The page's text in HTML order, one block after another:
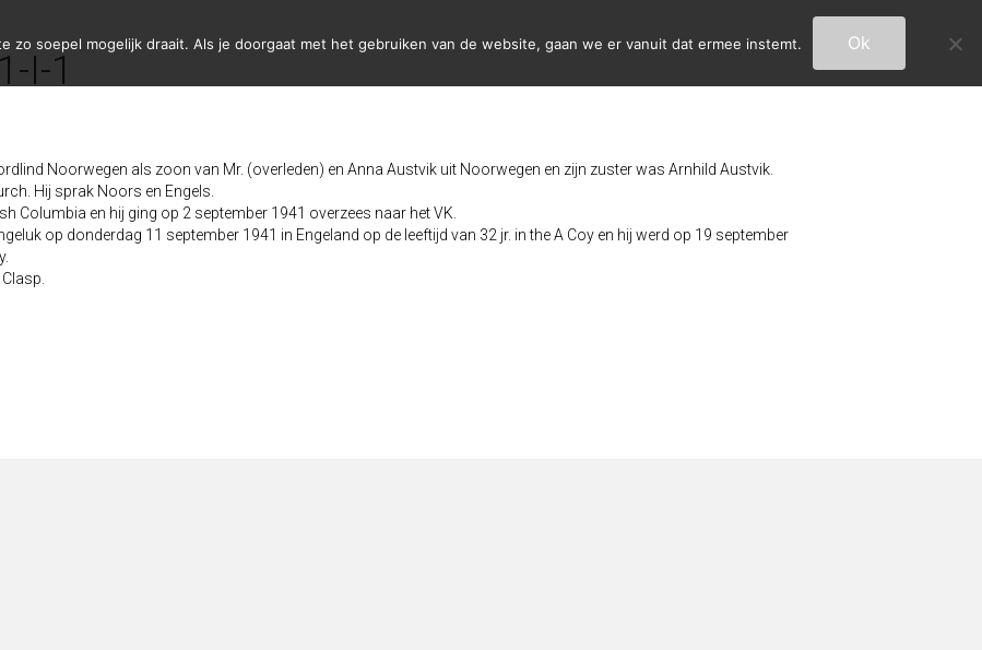
I-1
Noorwegen als zoon van Mr. (overleden) en Anna Austvik uit Noorwegen en zijn zuster was Arnhild Austvik.
Hij sprak Noors en Engels.
Columbia en hij ging op 2 september 1941 overzees naar het VK.
op donderdag 11 september 1941 in Engeland op de leeftijd van 32 jr. in the A Coy en hij werd op 19 september
zo soepel mogelijk draait. Als je doorgaat met het gebruiken van de website, gaan we er vanuit dat ermee instemt. Ok